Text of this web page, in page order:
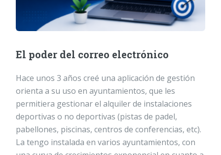
El poder del correo electrónico
Hace unos 3 años creé una aplicación de gestión
orienta a su uso en ayuntamientos, que les
permitiera gestionar el alquiler de instalaciones
deportivas o no deportivas (pistas de padel,
pabellones, piscinas, centros de conferencias, etc).
La tengo instalada en varios ayuntamientos, con